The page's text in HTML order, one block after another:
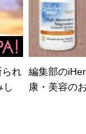
られ
し
編集部の
康・美容の